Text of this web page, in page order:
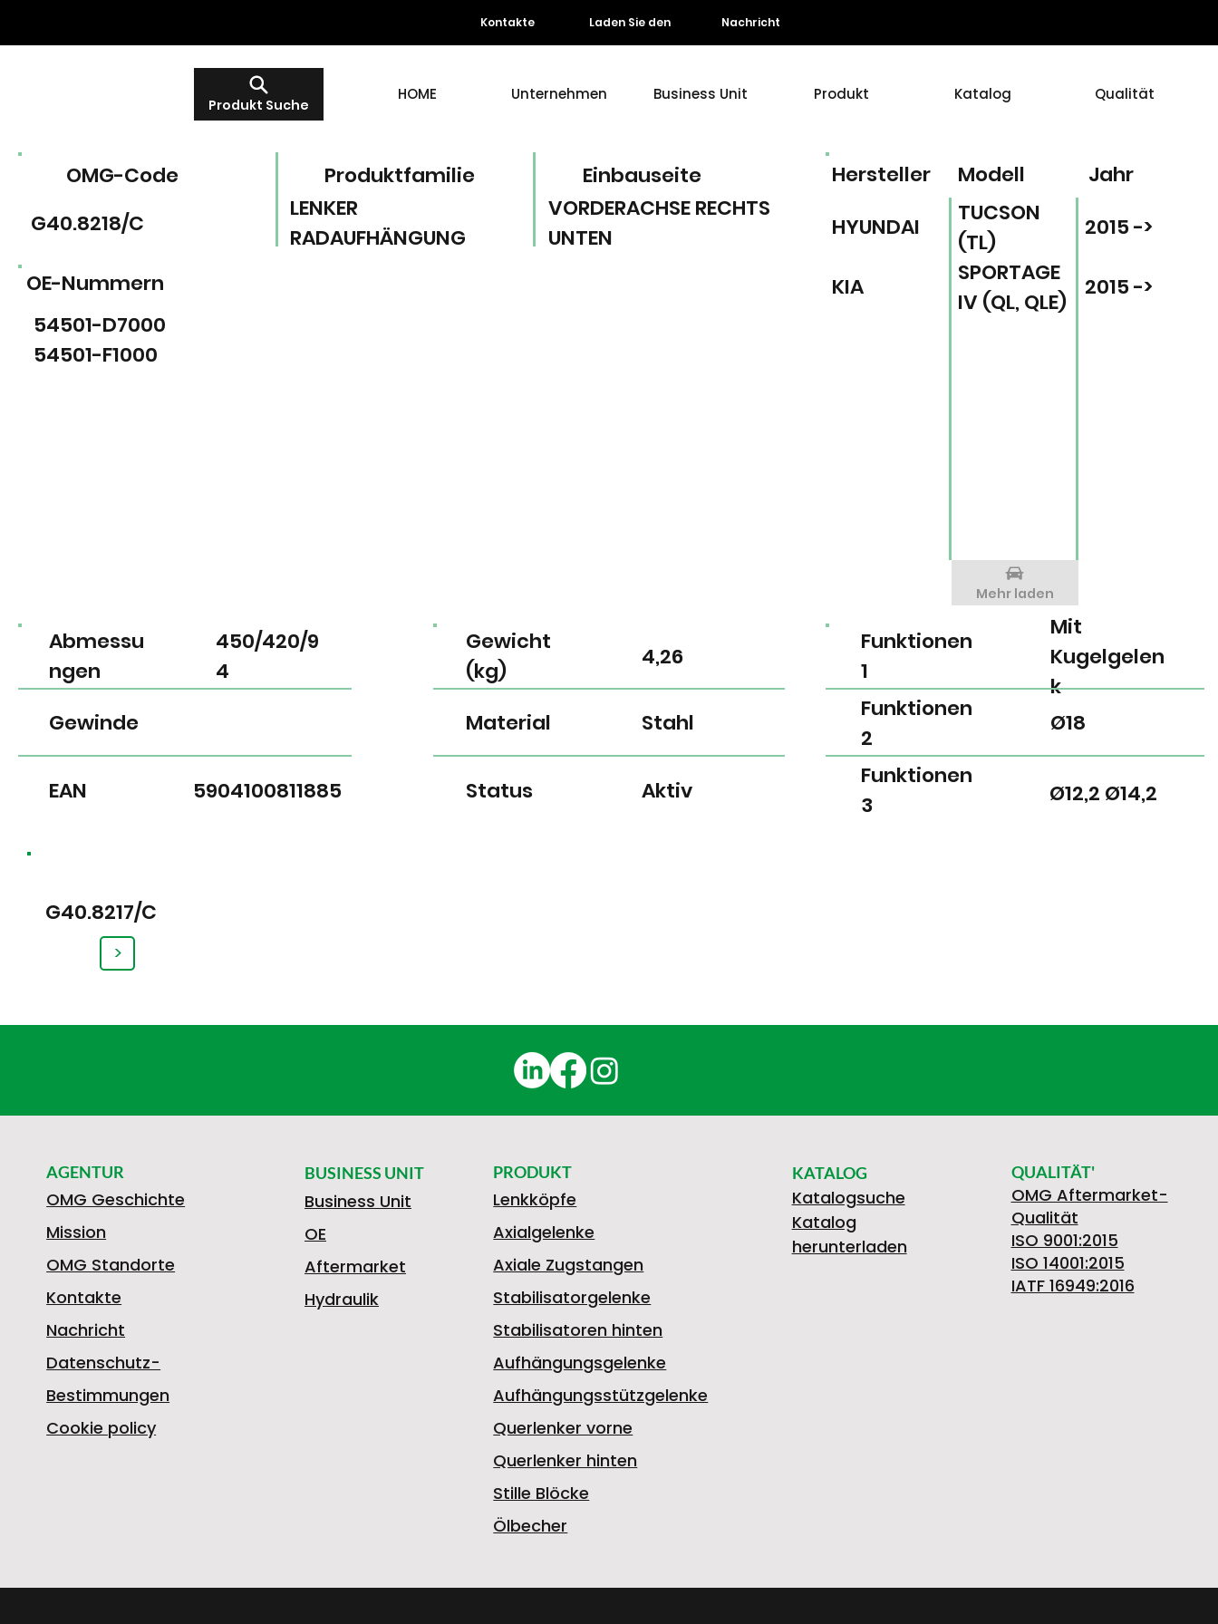
HOME Unternehmen Business Unit Produkt Katalog Qualität
Produkt Suche
G40.8217/C
>
Kontakte Laden Sie den Nachricht
EAN
Gewinde
Abmessu
ngen
5904100811885
450/420/9
4
Gewicht
(kg)
Material
Status
4,26
Stahl
Aktiv
Funktionen
1
Funktionen
2
Funktionen
3
Mit
Kugelgelen
k
Ø18
Ø12,2 Ø14,2
Einbauseite
Produktfamilie
OMG-Code
VORDERACHSE RECHTS
UNTEN
LENKER
RADAUFHÄNGUNG
G40.8218/C
OE-Nummern
54501-D7000
54501-F1000
Modell Jahr
Hersteller
HYUNDAI
TUCSON
(TL)
2015 ->
KIA
SPORTAGE
IV (QL, QLE)
2015 ->
Mehr laden
BUSINESS UNIT
Business Unit
OE
Aftermarket
Hydraulik
PRODUKT
Lenkköpfe
Axialgelenke
Axiale Zugstangen
Stabilisatorgelenke
Stabilisatoren hinten
Aufhängungsgelenke
Aufhängungsstützgelenke
Querlenker vorne
Querlenker hinten
Stille Blöcke
Ölbecher
KATALOG
Katalogsuche
Katalog
herunterladen
QUALITÄT'
OMG Aftermarket-
Qualität
ISO 9001:2015
ISO 14001:2015
IATF 16949:2016
AGENTUR
OMG Geschichte
Mission
OMG Standorte
Kontakte
Nachricht
Datenschutz-
Bestimmungen
Cookie policy